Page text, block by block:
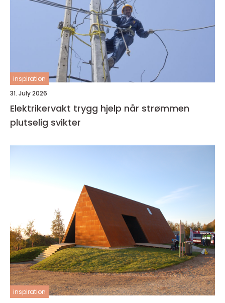
inspiration
31. July 2026
Elektrikervakt trygg hjelp når strømmen
plutselig svikter
inspiration